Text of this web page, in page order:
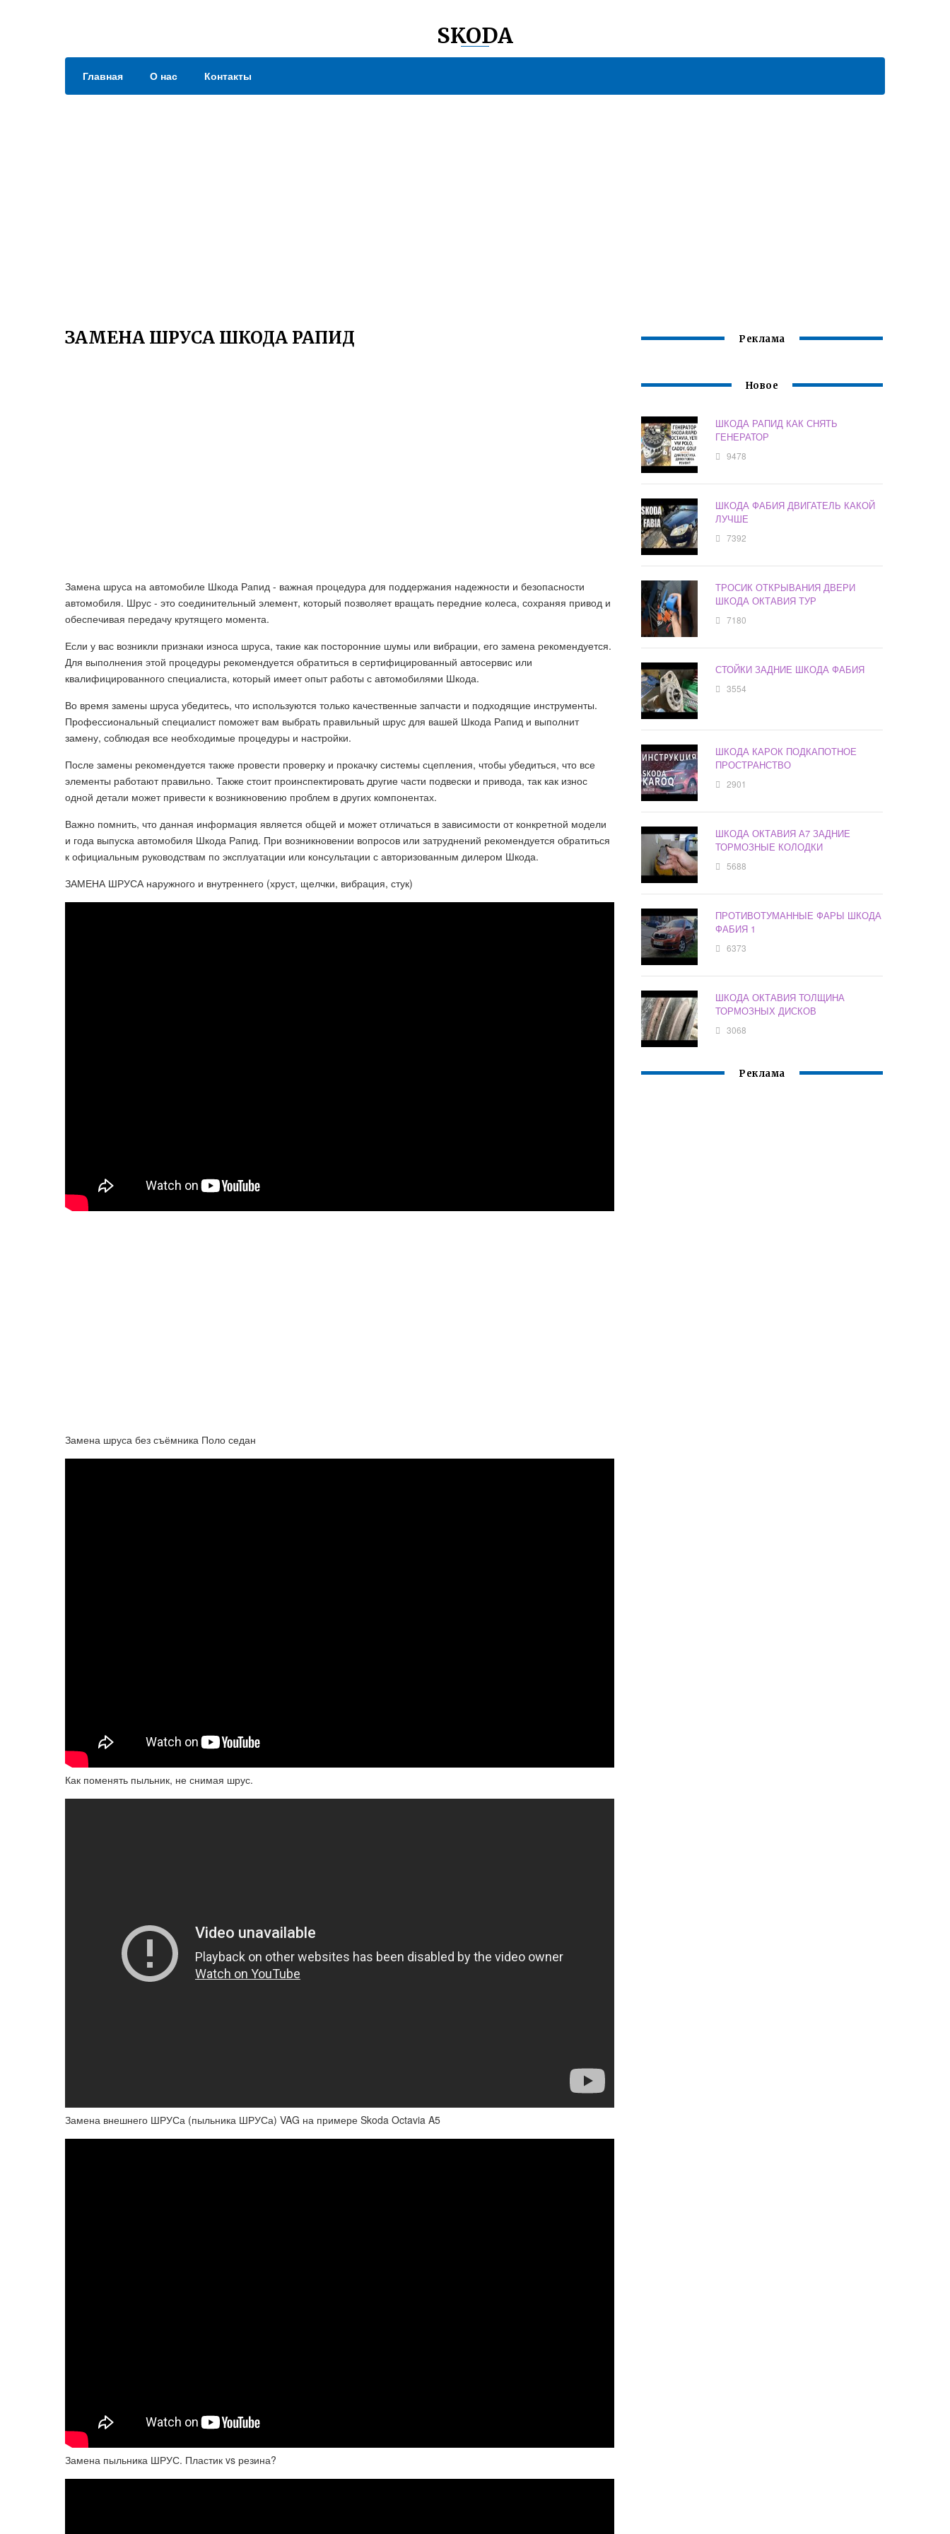
SKODA
Главная О нас Контакты
ЗАМЕНА ШРУСА ШКОДА РАПИД
Замена шруса на автомобиле Шкода Рапид - важная процедура для поддержания надежности и безопасности
автомобиля. Шрус - это соединительный элемент, который позволяет вращать передние колеса, сохраняя привод и
обеспечивая передачу крутящего момента.
Если у вас возникли признаки износа шруса, такие как посторонние шумы или вибрации, его замена рекомендуется.
Для выполнения этой процедуры рекомендуется обратиться в сертифицированный автосервис или
квалифицированного специалиста, который имеет опыт работы с автомобилями Шкода.
Во время замены шруса убедитесь, что используются только качественные запчасти и подходящие инструменты.
Профессиональный специалист поможет вам выбрать правильный шрус для вашей Шкода Рапид и выполнит
замену, соблюдая все необходимые процедуры и настройки.
После замены рекомендуется также провести проверку и прокачку системы сцепления, чтобы убедиться, что все
элементы работают правильно. Также стоит проинспектировать другие части подвески и привода, так как износ
одной детали может привести к возникновению проблем в других компонентах.
Важно помнить, что данная информация является общей и может отличаться в зависимости от конкретной модели
и года выпуска автомобиля Шкода Рапид. При возникновении вопросов или затруднений рекомендуется обратиться
к официальным руководствам по эксплуатации или консультации с авторизованным дилером Шкода.
ЗАМЕНА ШРУСА наружного и внутреннего (хруст, щелчки, вибрация, стук)
Замена шруса без съёмника Поло седан
Как поменять пыльник, не снимая шрус.
Замена внешнего ШРУСа (пыльника ШРУСа) VAG на примере Skoda Octavia A5
Замена пыльника ШРУС. Пластик vs резина?
Реклама
Новое
ШКОДА РАПИД КАК СНЯТЬ
ГЕНЕРАТОР
9478
ШКОДА ФАБИЯ ДВИГАТЕЛЬ КАКОЙ
ЛУЧШЕ
7392
ТРОСИК ОТКРЫВАНИЯ ДВЕРИ
ШКОДА ОКТАВИЯ ТУР
7180
СТОЙКИ ЗАДНИЕ ШКОДА ФАБИЯ
3554
ШКОДА КАРОК ПОДКАПОТНОЕ
ПРОСТРАНСТВО
2901
ШКОДА ОКТАВИЯ А7 ЗАДНИЕ
ТОРМОЗНЫЕ КОЛОДКИ
5688
ПРОТИВОТУМАННЫЕ ФАРЫ ШКОДА
ФАБИЯ 1
6373
ШКОДА ОКТАВИЯ ТОЛЩИНА
ТОРМОЗНЫХ ДИСКОВ
3068
Реклама